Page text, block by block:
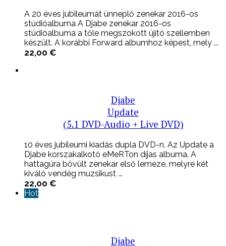
A 20 éves jubileumát ünneplő zenekar 2016-os
stúdióalbuma A Djabe zenekar 2016-os
stúdióalbuma a tőle megszokott újító szellemben
készült. A korábbi Forward albumhoz képest, mely ...
22,00 €
Djabe
Update
(5.1 DVD-Audio + Live DVD)
10 éves jubileumi kiadás dupla DVD-n. Az Update a
Djabe korszakalkotó eMeRTon díjas albuma. A
hattagúra bővült zenekar első lemeze, melyre két
kiváló vendég muzsikust ...
22,00 €
Hot
Djabe